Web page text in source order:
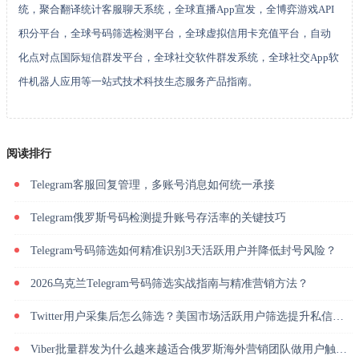
统，聚合翻译统计客服聊天系统，全球直播App宣发，全博弈游戏API
积分平台，全球号码筛选检测平台，全球虚拟信用卡充值平台，自动
化点对点国际短信群发平台，全球社交软件群发系统，全球社交App软
件机器人应用等一站式技术科技生态服务产品指南。
阅读排行
Telegram客服回复管理，多账号消息如何统一承接
Telegram俄罗斯号码检测提升账号存活率的关键技巧
Telegram号码筛选如何精准识别3天活跃用户并降低封号风险？
2026乌克兰Telegram号码筛选实战指南与精准营销方法？
Twitter用户采集后怎么筛选？美国市场活跃用户筛选提升私信回复率
Viber批量群发为什么越来越适合俄罗斯海外营销团队做用户触达？